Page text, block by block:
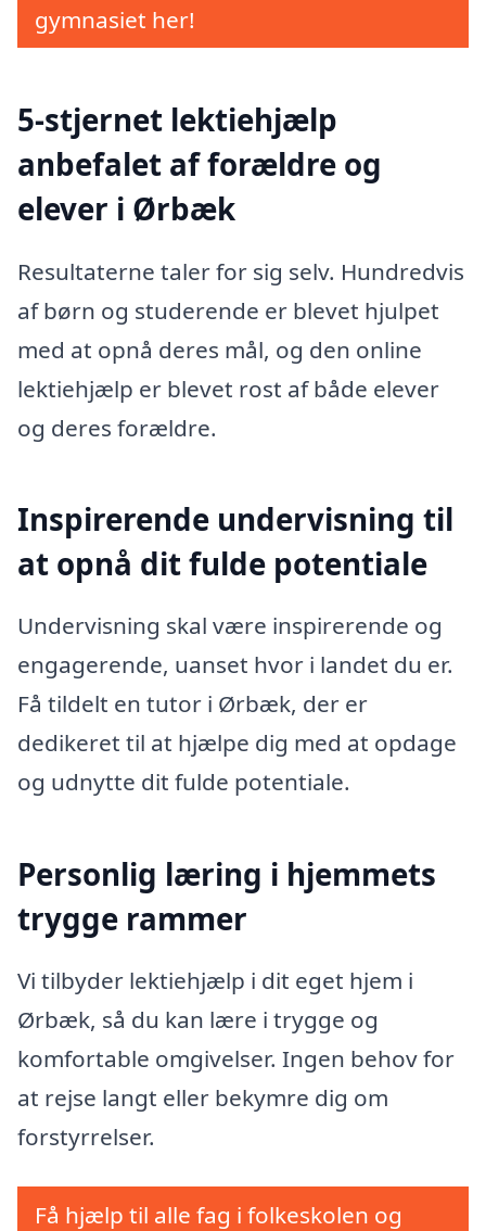
gymnasiet her!
5-stjernet lektiehjælp
anbefalet af forældre og
elever i Ørbæk
Resultaterne taler for sig selv. Hundredvis
af børn og studerende er blevet hjulpet
med at opnå deres mål, og den online
lektiehjælp er blevet rost af både elever
og deres forældre.
Inspirerende undervisning til
at opnå dit fulde potentiale
Undervisning skal være inspirerende og
engagerende, uanset hvor i landet du er.
Få tildelt en tutor i Ørbæk, der er
dedikeret til at hjælpe dig med at opdage
og udnytte dit fulde potentiale.
Personlig læring i hjemmets
trygge rammer
Vi tilbyder lektiehjælp i dit eget hjem i
Ørbæk, så du kan lære i trygge og
komfortable omgivelser. Ingen behov for
at rejse langt eller bekymre dig om
forstyrrelser.
Få hjælp til alle fag i folkeskolen og